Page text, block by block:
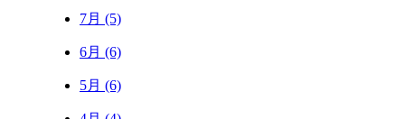
7月 (5)
6月 (6)
5月 (6)